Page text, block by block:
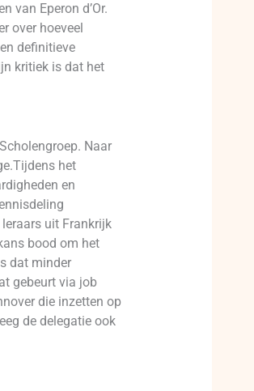
van Eperon d’Or.
over hoeveel
definitieve
kritiek is dat het
Naar
het
en
uit Frankrijk
bood om het
dat minder
gebeurt via job
die inzetten op
de delegatie ook